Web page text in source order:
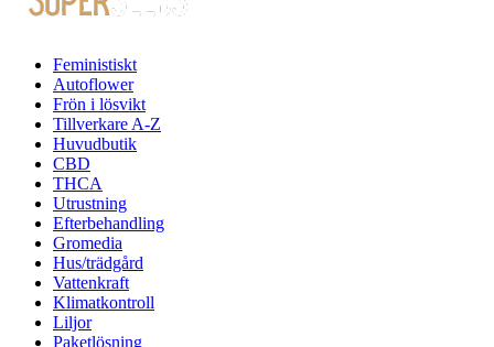
Feministiskt
Autoflower
Frön i lösvikt
Tillverkare A-Z
Huvudbutik
CBD
THCA
Utrustning
Efterbehandling
Gromedia
Hus/trädgård
Vattenkraft
Klimatkontroll
Liljor
Paketlösning